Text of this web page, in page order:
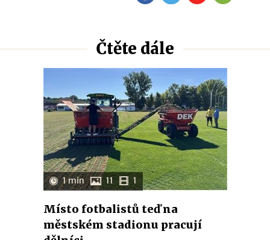
Čtěte dále
1 min 11 1
Místo fotbalistů teď na
městském stadionu pracují